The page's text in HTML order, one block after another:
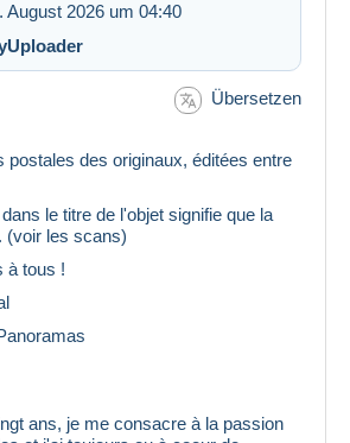
August 2026 um 04:40
Übersetzen
postales des originaux, éditées entre
le titre de l'objet signifie que la
(voir les scans)
à tous !
ans, je me consacre à la passion